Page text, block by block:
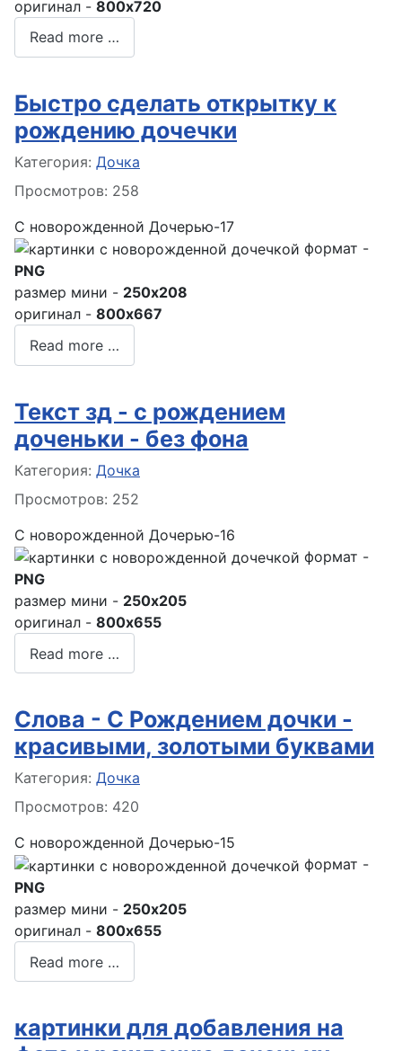
оригинал - 800x720
Read more …
Быстро сделать открытку к
рождению дочечки
Информация о материале
Категория: Дочка
Просмотров: 258
С новорожденной Дочерью-17
формат -
PNG
размер мини - 250x208
оригинал - 800x667
Read more …
Текст зд - с рождением
доченьки - без фона
Информация о материале
Категория: Дочка
Просмотров: 252
С новорожденной Дочерью-16
формат -
PNG
размер мини - 250x205
оригинал - 800x655
Read more …
Слова - С Рождением дочки -
красивыми, золотыми буквами
Информация о материале
Категория: Дочка
Просмотров: 420
С новорожденной Дочерью-15
формат -
PNG
размер мини - 250x205
оригинал - 800x655
Read more …
картинки для добавления на